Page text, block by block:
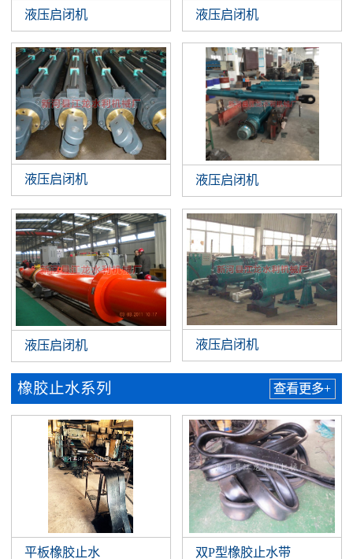
液压启闭机 液压启闭机
液压启闭机 液压启闭机
液压启闭机 液压启闭机
橡胶止水系列 查看更多+
平板橡胶止水 双P型橡胶止水带